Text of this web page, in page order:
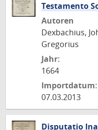
Testamento
Autoren
Dexbachius,
Gregorius
Jahr:
1664
Importdatum:
07.03.2013
Disputatio